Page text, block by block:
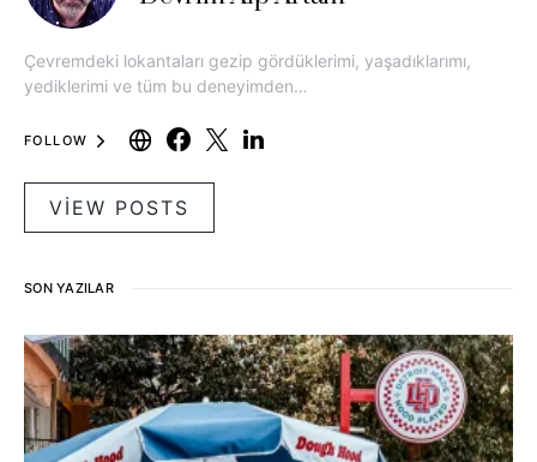
Çevremdeki lokantaları gezip gördüklerimi, yaşadıklarımı,
yediklerimi ve tüm bu deneyimden…
FOLLOW
VIEW POSTS
SON YAZILAR